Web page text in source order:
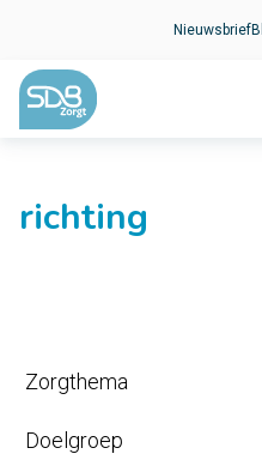
Nieuwsbrief
richting
Zorgthema
Doelgroep